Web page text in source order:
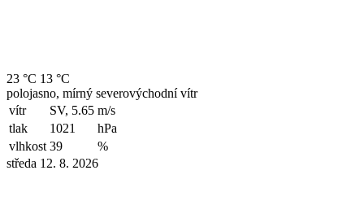
23 °C 13 °C
polojasno, mírný severovýchodní vítr
vítr
SV, 5.65 m/s
tlak
1021
hPa
vlhkost 39
%
středa 12. 8. 2026